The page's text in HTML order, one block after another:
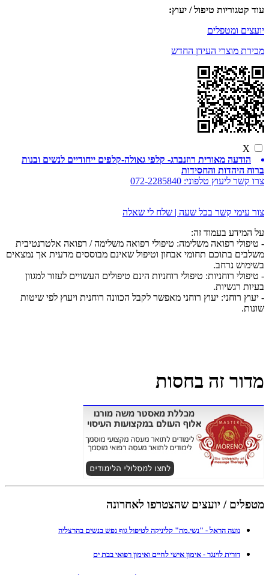
עוד קטגוריות טיפול / יעוץ:
יועצים ומטפלים
מכירת מוצרי העידן החדש
X
הודעה מאורית רוזנברג- קלפי גאולה-קלפים ייחודיים לנשים ובנות
ברוח היהדות והחסידות
צרו קשר ליעוץ טלפוני: 072-2285840
צור עימי קשר בכל שעה | שלח לי שאלה
על המידע בעמוד זה:
- טיפולי רפואה משלימה: טיפולי רפואה משלימה / רפואה אלטרנטיבית
משלבים בתוכם תחומי אבחון וטיפול שאינם מבוססים מדעית אך נמצאים
בשימוש נרחב.
- טיפולי רוחניות: טיפולי רוחניות הינם טיפולים העשויים לעזור למגוון
בעיות רגשיות.
- יעוץ רוחני: יעוץ רוחני מאפשר לקבל הכוונה רוחנית ויעוץ לפי שיטות
שונות.
מדור זה בחסות
מטפלים / יועצים שהצטרפו לאחרונה
נועה הראל - "נשי.מה" קליניקה לטיפול גוף נפש בנשים בהרצליה
דורית לוינגר - אימון אישי לחיים ואימון רפואי בבת ים